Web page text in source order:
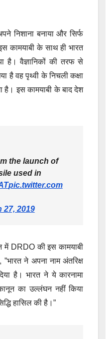
निशाना बनाया और सिर्फ
कामयाबी के साथ ही भारत
है। वैज्ञानिकों की तरफ से
है वह पृथ्वी के निचली कक्षा
है। इस कामयाबी के बाद देश
the launch of
used in
pic.twitter.com
27, 2019
में DRDO की इस कामयाबी
ने अपना नाम अंतरिक्ष
है। भारत ने ये कारनामा
का उल्लंघन नहीं किया
हासिल की है।”